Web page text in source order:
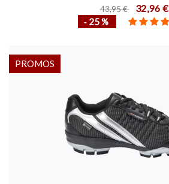
Course à Pied
43,95 € 32,96 €
‐ 25 %
PROMOS